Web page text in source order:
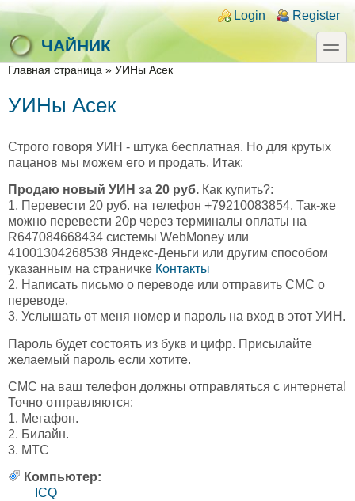
Skip to main content
Skip to search
Login links
Login Register
ЧАЙНИК
toggle
You are here
Главная страница » УИНы Асек
УИНы Асек
Строго говоря УИН - штука бесплатная. Но для крутых
пацанов мы можем его и продать. Итак:
Продаю новый УИН за 20 руб. Как купить?:
1. Перевести 20 руб. на телефон +79210083854. Так-же
можно перевести 20р через терминалы оплаты на
R647084668434 системы WebMoney или
41001304268538 Яндекс-Деньги или другим способом
указанным на страничке Контакты
2. Написать письмо о переводе или отправить СМС о
переводе.
3. Услышать от меня номер и пароль на вход в этот УИН.
Пароль будет состоять из букв и цифр. Присылайте
желаемый пароль если хотите.
СМС на ваш телефон должны отправляться с интернета!
Точно отправляются:
1. Мегафон.
2. Билайн.
3. МТС
Компьютер:
ICQ